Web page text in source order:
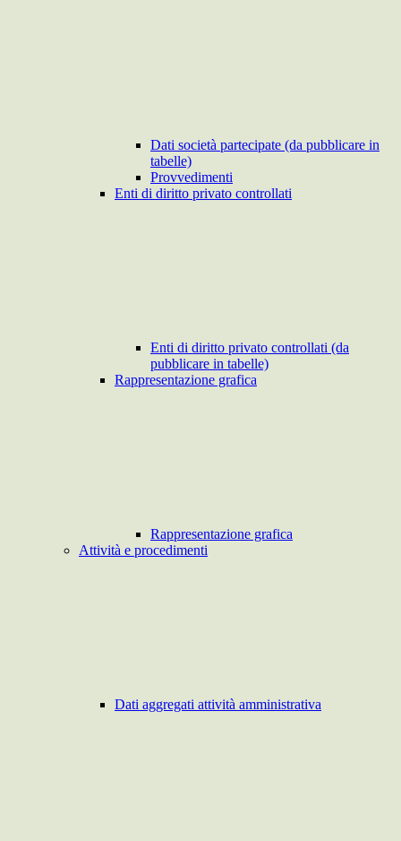
Dati società partecipate (da pubblicare in
tabelle)
Provvedimenti
Enti di diritto privato controllati
Enti di diritto privato controllati (da
pubblicare in tabelle)
Rappresentazione grafica
Rappresentazione grafica
Attività e procedimenti
Dati aggregati attività amministrativa